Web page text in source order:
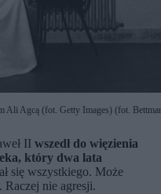
Ali Agcą (fot. Getty Images) (fot.
II wszedł do więzienia
który dwa lata
się wszystkiego. Może
nie agresji.